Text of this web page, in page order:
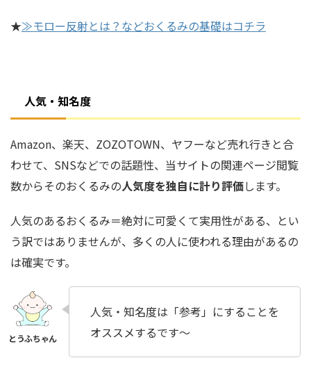
★≫モロー反射とは？などおくるみの基礎はコチラ
人気・知名度
Amazon、楽天、ZOZOTOWN、ヤフーなど売れ行きと合
わせて、SNSなどでの話題性、当サイトの関連ページ閲覧
数からそのおくるみの人気度を独自に計り評価します。
人気のあるおくるみ＝絶対に可愛くて実用性がある、とい
う訳ではありませんが、多くの人に使われる理由があるの
は確実です。
人気・知名度は「参考」にすることを
オススメするです～